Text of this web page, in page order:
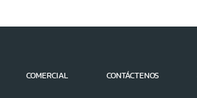
COMERCIAL CONTÁCTENOS